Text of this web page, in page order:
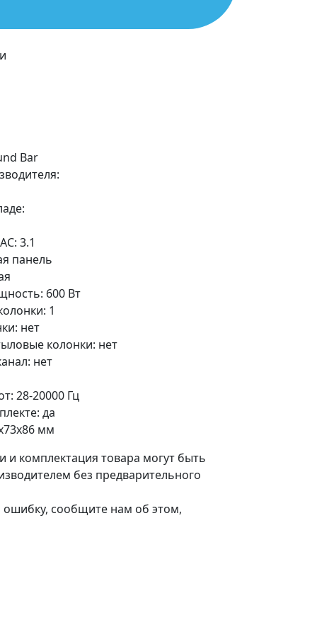
Bar
3.1
панель
600 Вт
1
нет
колонки: нет
нет
28-20000 Гц
да
мм
и комплектация товара могут быть
без предварительного
сообщите нам об этом,